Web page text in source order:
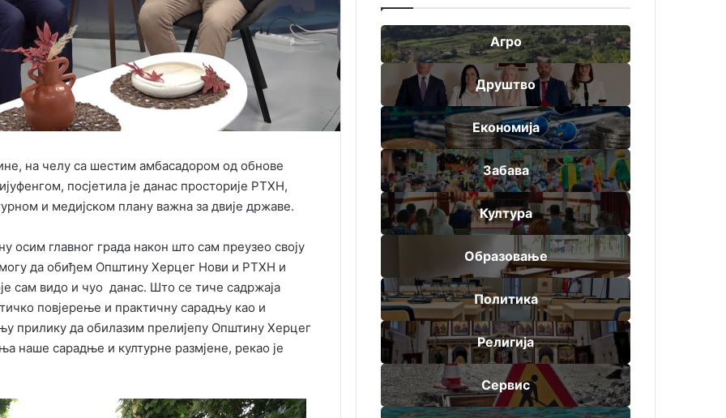
на челу са шестим амбасадором од обнове
посјетила је данас просторије РТХН,
и медијском плану важна за двије државе.
осим главног града након што сам преузео своју
да обиђем Општину Херцег Нови и РТХН и
сам видо и чуо данас. Што се тиче садржаја
повјерење и практичну сарадњу као и
прилику да обилазим прелијепу Општину Херцег
сарадње и културне размјене, рекао је
Агро
Друштво
Економија
Забава
Култура
Образовање
Политика
Религија
Сервис